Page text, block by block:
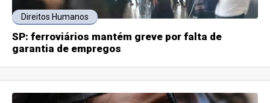
Direitos Humanos
SP: ferroviários mantém greve por falta de
garantia de empregos